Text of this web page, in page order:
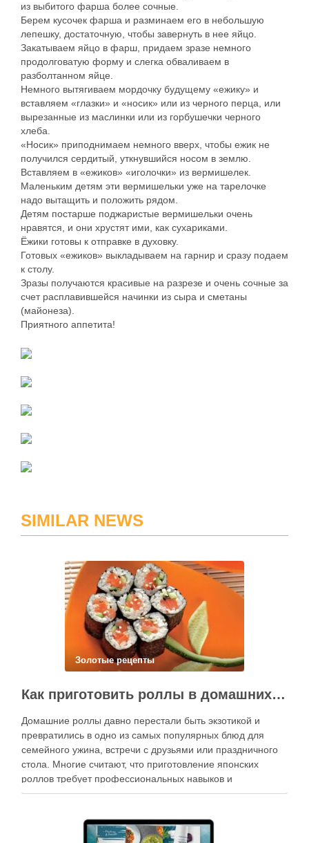
из выбитого фарша более сочные.
Берем кусочек фарша и разминаем его в небольшую
лепешку, достаточную, чтобы завернуть в нее яйцо.
Закатываем яйцо в фарш, придаем зразе немного
продолговатую форму и слегка обваливаем в
разболтанном яйце.
Немного вытягиваем мордочку будущему «ежику» и
вставляем «глазки» и «носик» или из черного перца, или
вырезанные из маслинки или из горбушечки черного
хлеба.
«Носик» приподнимаем немного вверх, чтобы ежик не
получился сердитый, уткнувшийся носом в землю.
Вставляем в «ежиков» «иголочки» из вермишелек.
Маленьким детям эти вермишельки уже на тарелочке
надо вытащить и положить рядом.
Детям постарше поджаристые вермишельки очень
нравятся, и они хрустят ими, как сухариками.
Ёжики готовы к отправке в духовку.
Готовых «ежиков» выкладываем на гарнир и сразу подаем
к столу.
Зразы получаются красивые на разрезе и очень сочные за
счет расплавившейся начинки из сыра и сметаны
(майонеза).
Приятного аппетита!
SIMILAR NEWS
Золотые рецепты
Как приготовить роллы в домашних условиях?
Домашние роллы давно перестали быть экзотикой и
превратились в одно из самых популярных блюд для
семейного ужина, встречи с друзьями или праздничного
стола. Многие считают, что приготовление японских
роллов требует профессиональных навыков и
специального оборудования, однако на практике сделать
кухне. Главное — …